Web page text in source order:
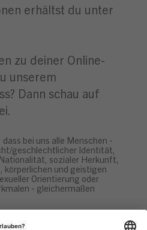
erhältst du unter
zu deiner Online-
unserem
Dann schau auf
bei uns alle Menschen -
geschlechtlicher Identität,
sozialer Herkunft,
körperlichen und geistigen
Orientierung oder
- gleichermaßen